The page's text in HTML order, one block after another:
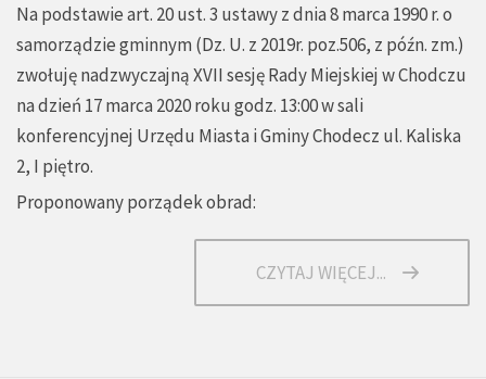
Na podstawie art. 20 ust. 3 ustawy z dnia 8 marca 1990 r. o
samorządzie gminnym (Dz. U. z 2019r. poz.506, z późn. zm.)
zwołuję nadzwyczajną XVII sesję Rady Miejskiej w Chodczu
na dzień 17 marca 2020 roku godz. 13:00 w sali
konferencyjnej Urzędu Miasta i Gminy Chodecz ul. Kaliska
2, I piętro.
Proponowany porządek obrad:
CZYTAJ WIĘCEJ...